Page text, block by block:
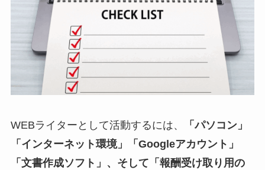
WEBライターとして活動するには、
「パソコン」
「インターネット環境」「Googleアカウント」
「文書作成ソフト」、そして「報酬受け取り用の